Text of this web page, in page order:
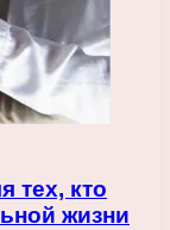
тех, кто
жизни